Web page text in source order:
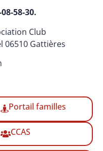
58-30.
Club
06510 Gattières
Portail familles
CCAS